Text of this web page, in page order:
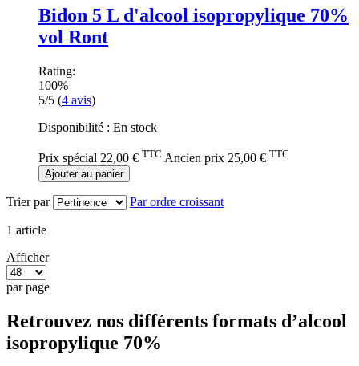
Bidon 5 L d'alcool isopropylique 70%
vol Ront
Rating:
100%
5/5 (4 avis)
Disponibilité : En stock
Prix spécial 22,00 € TTC Ancien prix 25,00 € TTC
Ajouter au panier
Trier par Par ordre croissant
1 article
Afficher
par page
Retrouvez nos différents formats d’alcool
isopropylique 70%